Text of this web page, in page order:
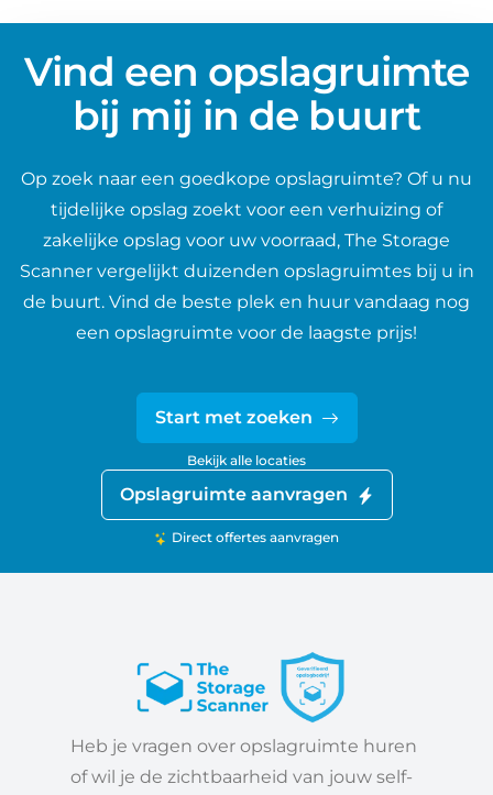
Vind een opslagruimte
bij mij in de buurt
Op zoek naar een goedkope opslagruimte? Of u nu
tijdelijke opslag zoekt voor een verhuizing of
zakelijke opslag voor uw voorraad, The Storage
Scanner vergelijkt duizenden opslagruimtes bij u in
de buurt. Vind de beste plek en huur vandaag nog
een opslagruimte voor de laagste prijs!
Start met zoeken
Bekijk alle locaties
Opslagruimte aanvragen
Direct offertes aanvragen
Heb je vragen over opslagruimte huren
of wil je de zichtbaarheid van jouw self-